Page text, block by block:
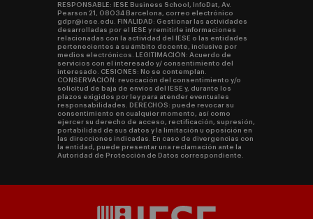
RESPONSABLE: IESE Business School, InfoDat, Av.
Pearson 21, 08034 Barcelona, correo electrónico
gdpr@iese.edu. FINALIDAD: Gestionar las actividades
desarrolladas por el IESE y remitirle informaciones
relacionadas con la actividad del IESE o las entidades
pertenecientes a su ámbito docente, inclusive por
medios electrónicos. LEGITIMACIÓN: Acuerdo de
servicios con el interesado y/ consentimiento del
interesado. CESIONES: No se contemplan.
CONSERVACIÓN: revocación del consentimiento y/o
solicitud de baja de envíos del IESE y, durante los
plazos exigidos por ley para atender eventuales
responsabilidades. DERECHOS: puede revocar su
consentimiento en cualquier momento, así como
ejercer su derecho de acceso, rectificación, supresión,
portabilidad de sus datos y la limitación u oposición en
las direcciones indicadas. En caso de divergencias con
la entidad, puede presentar una reclamación ante la
Autoridad de Protección de Datos correspondiente.